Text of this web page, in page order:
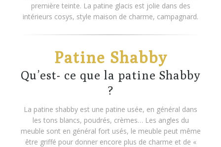
première teinte. La patine glacis est jolie dans des
intérieurs cosys, style maison de charme, campagnard.
Patine Shabby
Qu’est- ce que la patine Shabby
?
La patine shabby est une patine usée, en général dans
les tons blancs, poudrés, crèmes… Les angles du
meuble sont en général fort usés, le meuble peut même
être griffé pour donner encore plus de charme et de «